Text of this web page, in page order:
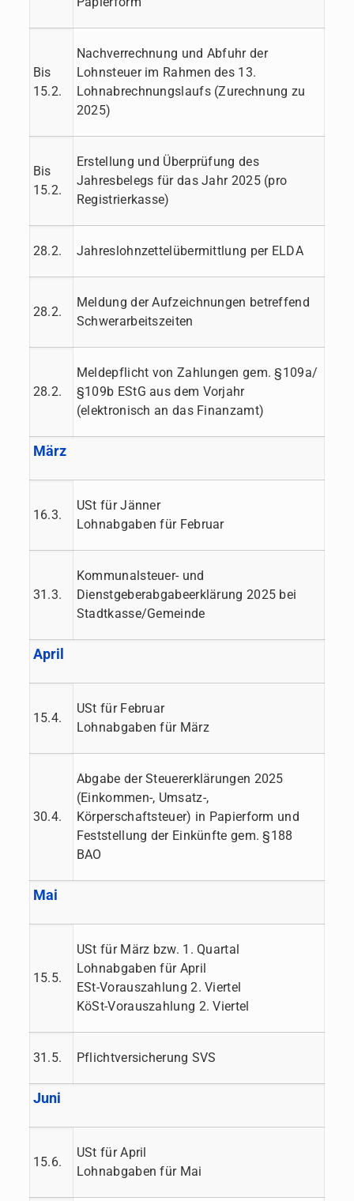
Bis
15.2.
Nachverrechnung und Abfuhr der
Lohnsteuer im Rahmen des 13.
Lohnabrechnungslaufs (Zurechnung zu
2025)
Bis
15.2.
Erstellung und Überprüfung des
Jahresbelegs für das Jahr 2025 (pro
Registrierkasse)
28.2. Jahreslohnzettelübermittlung per ELDA
28.2.
Meldung der Aufzeichnungen betreffend
Schwerarbeitszeiten
28.2.
Meldepflicht von Zahlungen gem. §109a/
§109b EStG aus dem Vorjahr
(elektronisch an das Finanzamt)
März
16.3.
USt für Jänner
Lohnabgaben für Februar
31.3.
Kommunalsteuer- und
Dienstgeberabgabeerklärung 2025 bei
Stadtkasse/Gemeinde
April
15.4.
USt für Februar
Lohnabgaben für März
30.4.
Abgabe der Steuererklärungen 2025
(Einkommen-, Umsatz-,
Körperschaftsteuer) in Papierform und
Feststellung der Einkünfte gem. §188
BAO
Mai
15.5.
USt für März bzw. 1. Quartal
Lohnabgaben für April
ESt-Vorauszahlung 2. Viertel
KöSt-Vorauszahlung 2. Viertel
31.5. Pflichtversicherung SVS
Juni
15.6.
USt für April
Lohnabgaben für Mai